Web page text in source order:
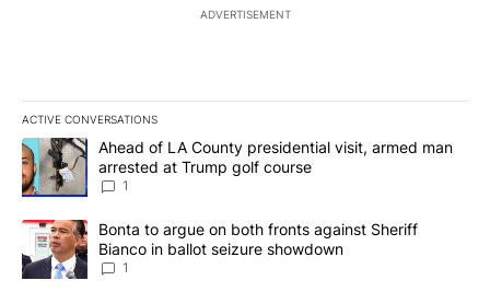
ADVERTISEMENT
ACTIVE CONVERSATIONS
The following is a list of the most commented articles in the last
A trending article titled "Ahead of LA County presidential visit,
Ahead of LA County presidential visit, armed man
arrested at Trump golf course
1
A trending article titled "Bonta to argue on both fronts against
Bonta to argue on both fronts against Sheriff
Bianco in ballot seizure showdown
1